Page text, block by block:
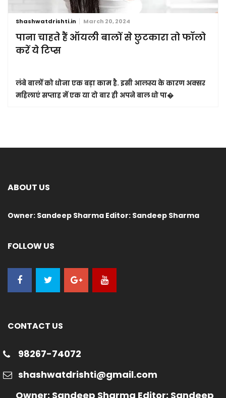
Shashwatdrishti.in March 20, 2024
पाना चाहते हैं ऑयली बालों से छुटकारा तो फॉलो
करें ये टिप्स
लंबे बालों को धोना एक बड़ा काम है. इसी आलस्य के कारण अक्सर
महिलाएं सप्ताह में एक या दो बार ही अपने बाल धो पा�
ABOUT US
Owner: Sandeep Sharma Editor: Sandeep Sharma
FOLLOW US
CONTACT US
98267-74072
shashwatdrishti@gmail.com
Owner: Sandeep Sharma Editor: Sandeep